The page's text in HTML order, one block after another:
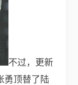
不过，更新
勇顶替了陆